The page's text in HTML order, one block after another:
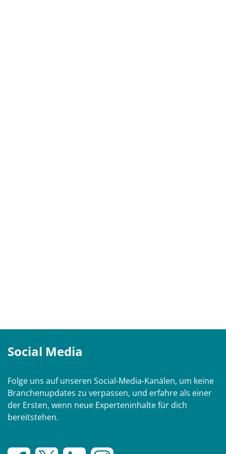
Social Media
Folge uns auf unseren Social-Media-Kanälen, um keine
Branchenupdates zu verpassen, und erfahre als einer
der Ersten, wenn neue Experteninhalte für dich
bereitstehen.